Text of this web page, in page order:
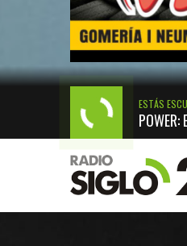
ESTÁS
POWER: